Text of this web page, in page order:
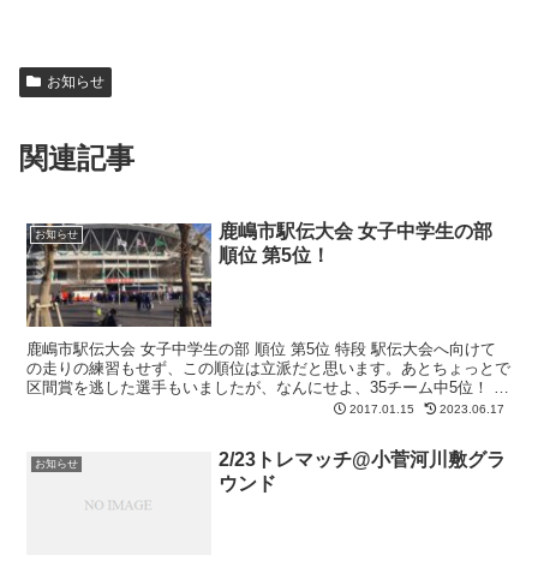
お知らせ
関連記事
お知らせ
鹿嶋市駅伝大会 女子中学生の部
順位 第5位！
鹿嶋市駅伝大会 女子中学生の部 順位 第5位 特段 駅伝大会へ向けて
の走りの練習もせず、この順位は立派だと思います。あとちょっとで
区間賞を逃した選手もいましたが、なんにせよ、35チーム中5位！ み
んなでつないだタスキは最後5区のキャプテンに...2017.01.15 2023.06.17
お知らせ
2/23トレマッチ@小菅河川敷グラ
ウンド